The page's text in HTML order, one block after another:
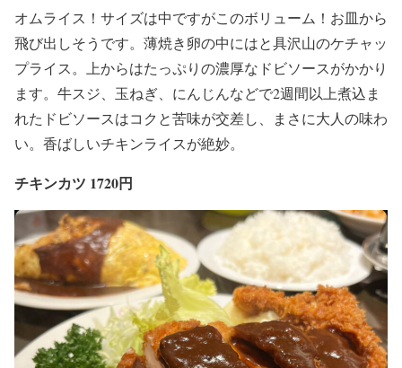
オムライス！サイズは中ですがこのボリューム！お皿から
飛び出しそうです。薄焼き卵の中にはと具沢山のケチャッ
プライス。上からはたっぷりの濃厚なドビソースがかかり
ます。牛スジ、玉ねぎ、にんじんなどで2週間以上煮込ま
れたドビソースはコクと苦味が交差し、まさに大人の味わ
い。香ばしいチキンライスが絶妙。
チキンカツ 1720円